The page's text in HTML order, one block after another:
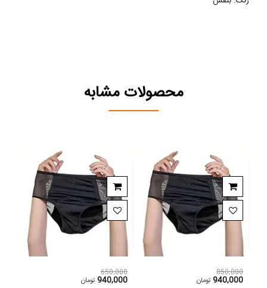
محصولات مشابه
650,000
940,000 تومان
850,000
940,000 تومان